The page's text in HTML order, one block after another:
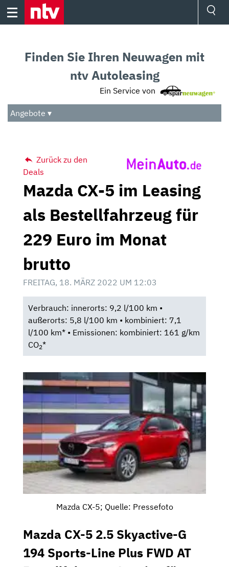
Skip
Audio
Das Beste
Finden Sie Ihren Neuwagen mit
ntv Autoleasing
Ein Service von
Angebote ▾
Zurück zu den
Deals
Mazda CX-5 im Leasing
als Bestellfahrzeug für
229 Euro im Monat
brutto
FREITAG, 18. MÄRZ 2022 UM 12:03
Verbrauch: innerorts: 9,2 l/100 km •
außerorts: 5,8 l/100 km • kombiniert: 7,1
l/100 km* • Emissionen: kombiniert: 161 g/km
CO2*
Mazda CX-5; Quelle: Pressefoto
Mazda CX-5 2.5 Skyactive-G
194 Sports-Line Plus FWD AT